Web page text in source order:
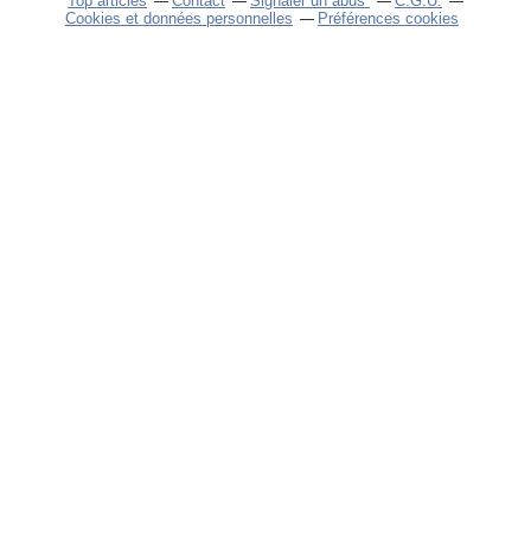
Cookies et données personnelles
Préférences cookies